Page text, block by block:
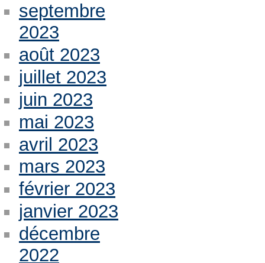
septembre
2023
août 2023
juillet 2023
juin 2023
mai 2023
avril 2023
mars 2023
février 2023
janvier 2023
décembre
2022